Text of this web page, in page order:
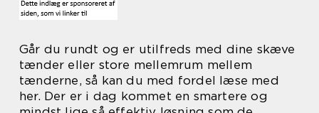
Går du rundt og er utilfreds med dine skæve
tænder eller store mellemrum mellem
tænderne, så kan du med fordel læse med
her. Der er i dag kommet en smartere og